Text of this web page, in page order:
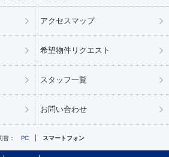
アクセスマップ
希望物件リクエスト
スタッフ一覧
お問い合わせ
替： PC スマートフォン